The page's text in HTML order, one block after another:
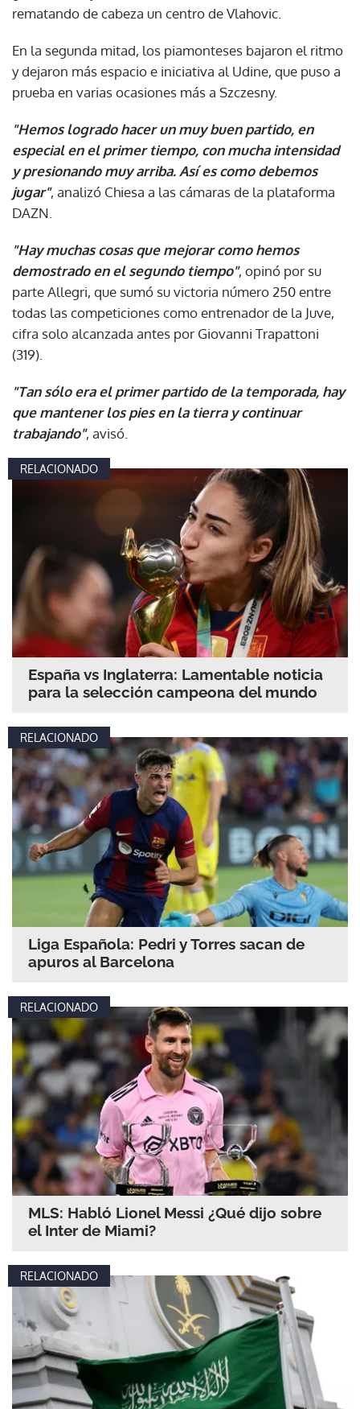
rematando de cabeza un centro de Vlahovic.
En la segunda mitad, los piamonteses bajaron el ritmo
y dejaron más espacio e iniciativa al Udine, que puso a
prueba en varias ocasiones más a Szczesny.
"Hemos logrado hacer un muy buen partido, en
especial en el primer tiempo, con mucha intensidad
y presionando muy arriba. Así es como debemos
jugar", analizó Chiesa a las cámaras de la plataforma
DAZN.
"Hay muchas cosas que mejorar como hemos
demostrado en el segundo tiempo", opinó por su
parte Allegri, que sumó su victoria número 250 entre
todas las competiciones como entrenador de la Juve,
cifra solo alcanzada antes por Giovanni Trapattoni
(319).
"Tan sólo era el primer partido de la temporada, hay
que mantener los pies en la tierra y continuar
trabajando", avisó.
RELACIONADO
España vs Inglaterra: Lamentable noticia
para la selección campeona del mundo
RELACIONADO
Liga Española: Pedri y Torres sacan de
apuros al Barcelona
RELACIONADO
MLS: Habló Lionel Messi ¿Qué dijo sobre
el Inter de Miami?
RELACIONADO